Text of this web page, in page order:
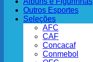
Outros Esportes
Seleções
AFC
CAF
Concacaf
Conmebol